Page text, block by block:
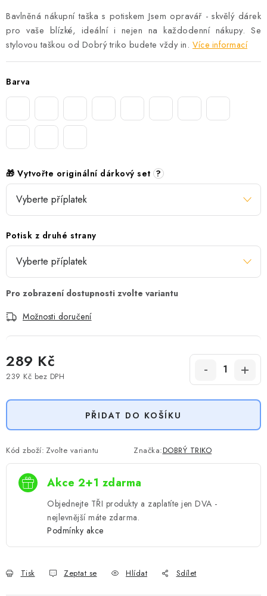
Bavlněná nákupní taška s potiskem Jsem opravář - skvělý dárek
pro vaše blízké, ideální i nejen na každodenní nákupy. Se
stylovou taškou od Dobrý triko budete vždy in. Více informací
Barva
🎁 Vytvořte originální dárkový set ?
Potisk z druhé strany
Možnosti doručení
289 Kč
239 Kč bez DPH
PŘIDAT DO KOŠÍKU
Kód zboží: Zvolte variantu Značka:DOBRÝ TRIKO
Akce 2+1 zdarma
Objednejte TŘI produkty a zaplatíte jen DVA -
nejlevnější máte zdarma.
Podmínky akce
Tisk Zeptat se Hlídat Sdílet